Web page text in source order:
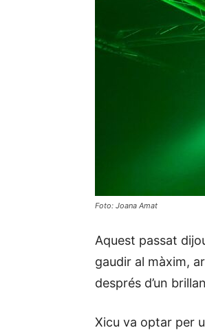
Foto: Joana Amat
Aquest passat
gaudir al màxim,
després d’un
Xicu va optar per